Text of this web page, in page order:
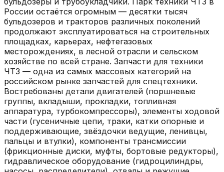
России остаётся огромным — десятки тысяч
бульдозеров и тракторов различных поколений
продолжают эксплуатироваться на строительных
площадках, карьерах, нефтегазовых
месторождениях, в лесной отрасли и сельском
хозяйстве по всей стране. Запчасти для техники
ЧТЗ — одна из самых массовых категорий на
российском рынке запчастей для спецтехники.
Востребованы детали двигателей (поршневые
группы, вкладыши, прокладки, топливная
аппаратура, турбокомпрессоры), элементы ходовой
части (гусеничные цепи, траки, катки опорные и
поддерживающие, звёздочки ведущие, ленивцы,
пальцы и втулки), компоненты трансмиссии
(фрикционные диски, муфты, бортовые редукторы),
гидравлическое оборудование (гидроцилиндры,